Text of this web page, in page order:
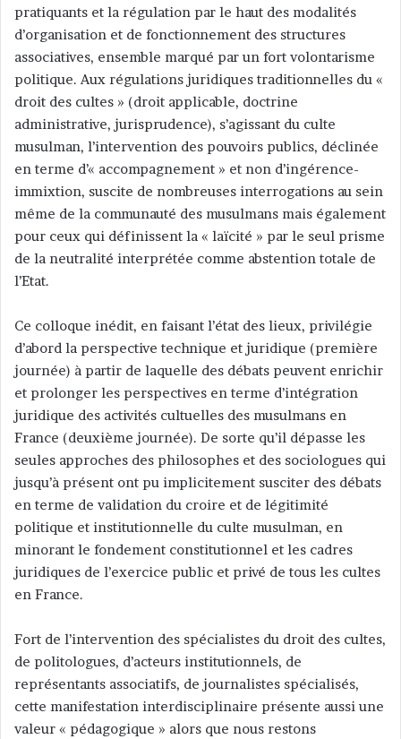
pratiquants et la régulation par le haut des modalités
d’organisation et de fonctionnement des structures
associatives, ensemble marqué par un fort volontarisme
politique. Aux régulations juridiques traditionnelles du «
droit des cultes » (droit applicable, doctrine
administrative, jurisprudence), s’agissant du culte
musulman, l’intervention des pouvoirs publics, déclinée
en terme d’« accompagnement » et non d’ingérence-
immixtion, suscite de nombreuses interrogations au sein
même de la communauté des musulmans mais également
pour ceux qui définissent la « laïcité » par le seul prisme
de la neutralité interprétée comme abstention totale de
l’Etat.
Ce colloque inédit, en faisant l’état des lieux, privilégie
d’abord la perspective technique et juridique (première
journée) à partir de laquelle des débats peuvent enrichir
et prolonger les perspectives en terme d’intégration
juridique des activités cultuelles des musulmans en
France (deuxième journée). De sorte qu’il dépasse les
seules approches des philosophes et des sociologues qui
jusqu’à présent ont pu implicitement susciter des débats
en terme de validation du croire et de légitimité
politique et institutionnelle du culte musulman, en
minorant le fondement constitutionnel et les cadres
juridiques de l’exercice public et privé de tous les cultes
en France.
Fort de l’intervention des spécialistes du droit des cultes,
de politologues, d’acteurs institutionnels, de
représentants associatifs, de journalistes spécialisés,
cette manifestation interdisciplinaire présente aussi une
valeur « pédagogique » alors que nous restons